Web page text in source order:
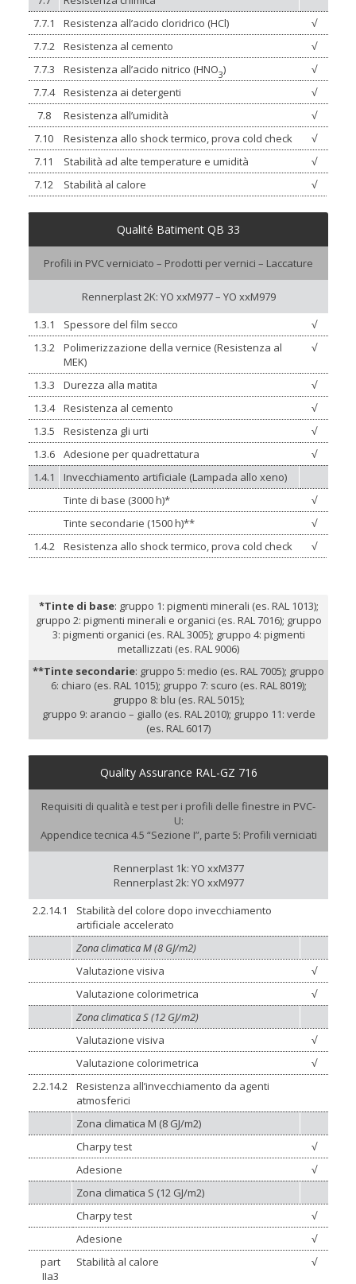
7.7.1
Resistenza all’acido cloridrico (HCl)
√
7.7.2
Resistenza al cemento
√
7.7.3
Resistenza all’acido nitrico (HNO3)
√
7.7.4
Resistenza ai detergenti
√
7.8
Resistenza all’umidità
√
7.10
Resistenza allo shock termico, prova cold check
√
7.11
Stabilità ad alte temperature e umidità
√
7.12
Stabilità al calore √
Qualité Batiment QB 33
Profili in PVC verniciato – Prodotti per vernici – Laccature
Rennerplast 2K: YO xxM977 – YO xxM979
1.3.1
Spessore del film secco
√
1.3.2
Polimerizzazione della vernice (Resistenza al
MEK)
√
1.3.3 Durezza alla matita
√
1.3.4
Resistenza al cemento
√
1.3.5
Resistenza gli urti
√
1.3.6
Adesione per quadrettatura
√
1.4.1
Invecchiamento artificiale (Lampada allo xeno)
Tinte di base (3000 h)*
√
Tinte secondarie (1500 h)**
√
1.4.2
Resistenza allo shock termico, prova cold check √
*Tinte di base: gruppo 1: pigmenti minerali (es. RAL 1013);
gruppo 2: pigmenti minerali e organici (es. RAL 7016); gruppo
3: pigmenti organici (es. RAL 3005); gruppo 4: pigmenti
metallizzati (es. RAL 9006)
**Tinte secondarie: gruppo 5: medio (es. RAL 7005); gruppo
6: chiaro (es. RAL 1015); gruppo 7: scuro (es. RAL 8019);
gruppo 8: blu (es. RAL 5015);
gruppo 9: arancio – giallo (es. RAL 2010); gruppo 11: verde
(es. RAL 6017)
Quality Assurance RAL-GZ 716
Requisiti di qualità e test per i profili delle finestre in PVC-
U:
Appendice tecnica 4.5 “Sezione I”, parte 5: Profili verniciati
Rennerplast 1k: YO xxM377
Rennerplast 2k: YO xxM977
2.2.14.1
Stabilità del colore dopo invecchiamento
artificiale accelerato
Zona climatica M (8 GJ/m2)
Valutazione visiva
√
Valutazione colorimetrica
√
Zona climatica S (12 GJ/m2)
Valutazione visiva
√
Valutazione colorimetrica
√
2.2.14.2
Resistenza all’invecchiamento da agenti
atmosferici
Zona climatica M (8 GJ/m2)
Charpy test
√
Adesione
√
Zona climatica S (12 GJ/m2)
Charpy test
√
Adesione
√
part
IIa3
Stabilità al calore √